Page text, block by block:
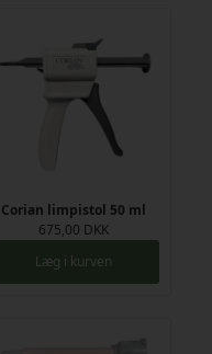
Corian limpistol 50 ml
675,00 DKK
Læg i kurven